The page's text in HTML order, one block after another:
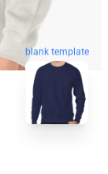
blank template